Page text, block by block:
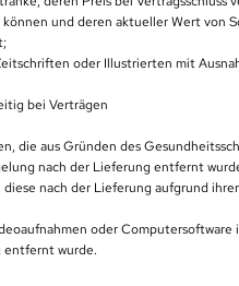
und deren aktueller Wert von
oder Illustrierten mit
bei Verträgen
die aus Gründen des
nach der Lieferung entfernt
nach der Lieferung aufgrund
oder
entfernt wurde.